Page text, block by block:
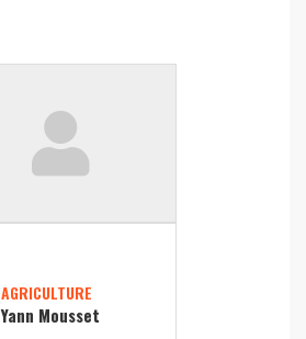
AGRICULTURE
Yann Mousset